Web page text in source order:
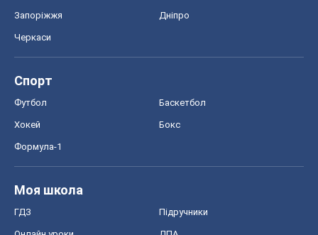
Запоріжжя Дніпро
Черкаси
Спорт
Футбол Баскетбол
Хокей Бокс
Формула-1
Моя школа
ГДЗ Підручники